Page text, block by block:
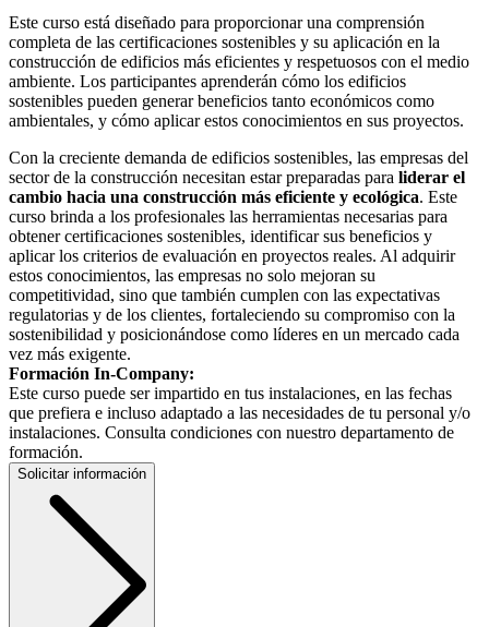
Este curso está diseñado para proporcionar una comprensión
completa de las certificaciones sostenibles y su aplicación en la
construcción de edificios más eficientes y respetuosos con el medio
ambiente. Los participantes aprenderán cómo los edificios
sostenibles pueden generar beneficios tanto económicos como
ambientales, y cómo aplicar estos conocimientos en sus proyectos.
Con la creciente demanda de edificios sostenibles, las empresas del
sector de la construcción necesitan estar preparadas para liderar el
cambio hacia una construcción más eficiente y ecológica. Este
curso brinda a los profesionales las herramientas necesarias para
obtener certificaciones sostenibles, identificar sus beneficios y
aplicar los criterios de evaluación en proyectos reales. Al adquirir
estos conocimientos, las empresas no solo mejoran su
competitividad, sino que también cumplen con las expectativas
regulatorias y de los clientes, fortaleciendo su compromiso con la
sostenibilidad y posicionándose como líderes en un mercado cada
vez más exigente.
Formación In-Company:
Este curso puede ser impartido en tus instalaciones, en las fechas
que prefiera e incluso adaptado a las necesidades de tu personal y/o
instalaciones. Consulta condiciones con nuestro departamento de
formación.
Solicitar información